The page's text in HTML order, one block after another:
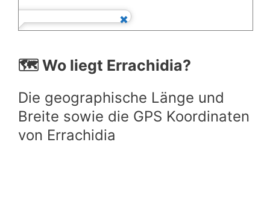
🗺️ Wo liegt Errachidia?
Die geographische Länge und
Breite sowie die GPS Koordinaten
von Errachidia